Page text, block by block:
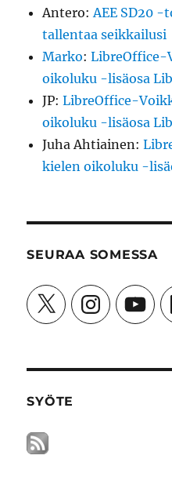
Antero: AEE SD20
tallentaa seikkailusi
Marko:LibreOffice-
oikoluku -lisäosa
JP:LibreOffice-
oikoluku -lisäosa
Juha Ahtiainen:
kielen oikoluku -
SEURAA SOMESSA
X Instagram
SYÖTE